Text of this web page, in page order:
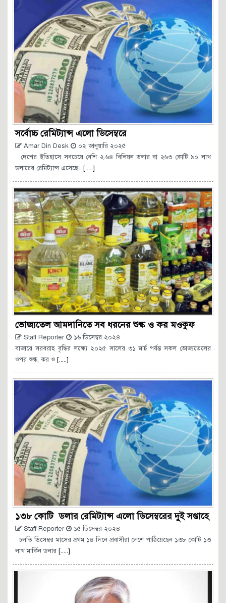
সর্বোচ্চ রেমিট্যান্স এলো ডিসেম্বরে
Amar Din Desk
০২ জানুয়ারি ২০২৫
দেশের ইতিহাসে সবচেয়ে বেশি ২.৬৪ বিলিয়ন ডলার বা ২৬৩ কোটি ৯০ লাখ
ডলারের রেমিট্যান্স এসেছে। [.....]
ভোজ্যতেল আমদানিতে সব ধরনের শুল্ক ও কর মওকুফ
Staff Reporter
১৬ ডিসেম্বর ২০২৪
বাজারে সরবরাহ বৃদ্ধির লক্ষ্যে ২০২৫ সালের ৩১ মার্চ পর্যন্ত সকল ভোজ্যতেলের
ওপর শুল্ক, কর ও [.....]
১৩৮ কোটি ডলার রেমিট্যান্স এলো ডিসেম্বরের দুই সপ্তাহে
Staff Reporter
১৫ ডিসেম্বর ২০২৪
চলতি ডিসেম্বর মাসের প্রথম ১৪ দিনে প্রবাসীরা দেশে পাঠিয়েছেন ১৩৮ কোটি ১৩
লাখ মার্কিন ডলার [.....]